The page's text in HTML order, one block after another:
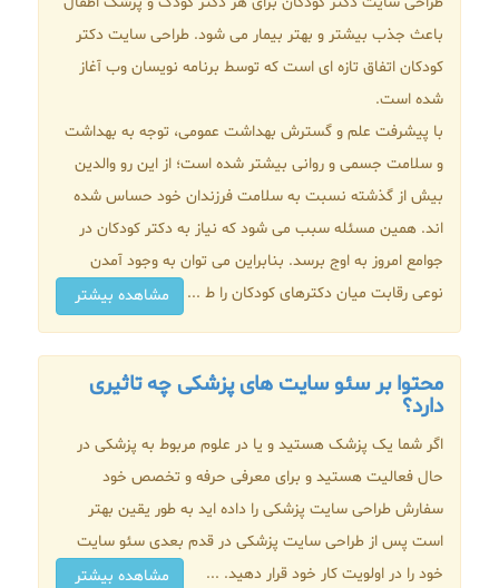
باعث جذب بیشتر و بهتر بیمار می شود. طراحی سایت دکتر
کودکان اتفاق تازه ای است که توسط برنامه نویسان وب آغاز
شده است.
با پیشرفت علم و گسترش بهداشت عمومی، توجه به بهداشت
و سلامت جسمی و روانی بیشتر شده است؛ از این رو والدین
بیش از گذشته نسبت به سلامت فرزندان خود حساس شده
اند. همین مسئله سبب می شود که نیاز به دکتر کودکان در
جوامع امروز به اوج برسد. بنابراین می توان به وجود آمدن
نوعی رقابت میان دکترهای کودکان را ط ...
مشاهده بیشتر
محتوا بر سئو سایت های پزشکی چه تاثیری
دارد؟
اگر شما یک پزشک هستید و یا در علوم مربوط به پزشکی در
حال فعالیت هستید و برای معرفی حرفه و تخصص خود
سفارش طراحی سایت پزشکی را داده اید به طور یقین بهتر
است پس از طراحی سایت پزشکی در قدم بعدی سئو سایت
خود را در اولویت کار خود قرار دهید. ...
مشاهده بیشتر